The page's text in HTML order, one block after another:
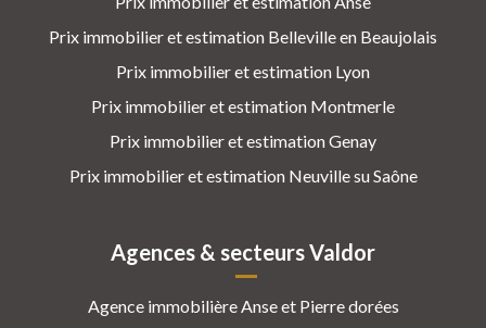
Prix immobilier et estimation Belleville en Beaujolais
Prix immobilier et estimation Lyon
Prix immobilier et estimation Montmerle
Prix immobilier et estimation Genay
Prix immobilier et estimation Neuville su Saône
Agences & secteurs Valdor
Agence immobilière Anse et Pierre dorées